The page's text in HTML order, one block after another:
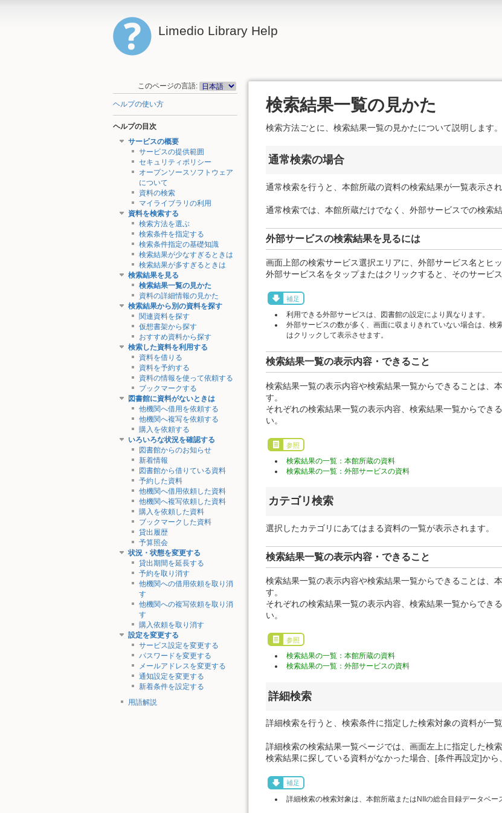
Limedio Library Help
このページの言語:
ヘルプの使い方
ヘルプの目次
サービスの概要
サービスの提供範囲
セキュリティポリシー
オープンソースソフトウェア
について
資料の検索
マイライブラリの利用
資料を検索する
検索方法を選ぶ
検索条件を指定する
検索条件指定の基礎知識
検索結果が少なすぎるときは
検索結果が多すぎるときは
検索結果を見る
検索結果一覧の見かた
資料の詳細情報の見かた
検索結果から別の資料を探す
関連資料を探す
仮想書架から探す
おすすめ資料から探す
検索した資料を利用する
資料を借りる
資料を予約する
資料の情報を使って依頼する
ブックマークする
図書館に資料がないときは
他機関へ借用を依頼する
他機関へ複写を依頼する
購入を依頼する
いろいろな状況を確認する
図書館からのお知らせ
新着情報
図書館から借りている資料
予約した資料
他機関へ借用依頼した資料
他機関へ複写依頼した資料
購入を依頼した資料
ブックマークした資料
貸出履歴
予算照会
状況・状態を変更する
貸出期間を延長する
予約を取り消す
他機関への借用依頼を取り消
す
他機関への複写依頼を取り消
す
購入依頼を取り消す
設定を変更する
サービス設定を変更する
パスワードを変更する
メールアドレスを変更する
通知設定を変更する
新着条件を設定する
用語解説
検索結果一覧の見かた
検索方法ごとに、検索結果一覧の見かたについて説明します。
通常検索の場合
通常検索を行うと、本館所蔵の資料の検索結果が一覧表示され
通常検索では、本館所蔵だけでなく、外部サービスでの検索
外部サービスの検索結果を見るには
画面上部の検索サービス選択エリアに、外部サービス名とヒ
外部サービス名をタップまたはクリックすると、そのサービ
補足
利用できる外部サービスは、図書館の設定により異なります。
外部サービスの数が多く、画面に収まりきれていない場合は、検
はクリックして表示させます。
検索結果一覧の表示内容・できること
検索結果一覧の表示内容や検索結果一覧からできることは、
す。
それぞれの検索結果一覧の表示内容、検索結果一覧からでき
い。
参照
検索結果の一覧：本館所蔵の資料
検索結果の一覧：外部サービスの資料
カテゴリ検索
選択したカテゴリにあてはまる資料の一覧が表示されます。
検索結果一覧の表示内容・できること
検索結果一覧の表示内容や検索結果一覧からできることは、
す。
それぞれの検索結果一覧の表示内容、検索結果一覧からでき
い。
参照
検索結果の一覧：本館所蔵の資料
検索結果の一覧：外部サービスの資料
詳細検索
詳細検索を行うと、検索条件に指定した検索対象の資料が一覧
詳細検索の検索結果一覧ページでは、画面左上に指定した検
検索結果に探している資料がなかった場合、[条件再設定]から
補足
詳細検索の検索対象は、本館所蔵またはNIIの総合目録データベー